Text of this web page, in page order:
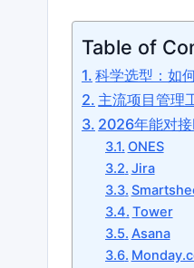
Table of
科学选型：如
主流项目管理
2026年能对
ONES
Jira
Tower
Asana